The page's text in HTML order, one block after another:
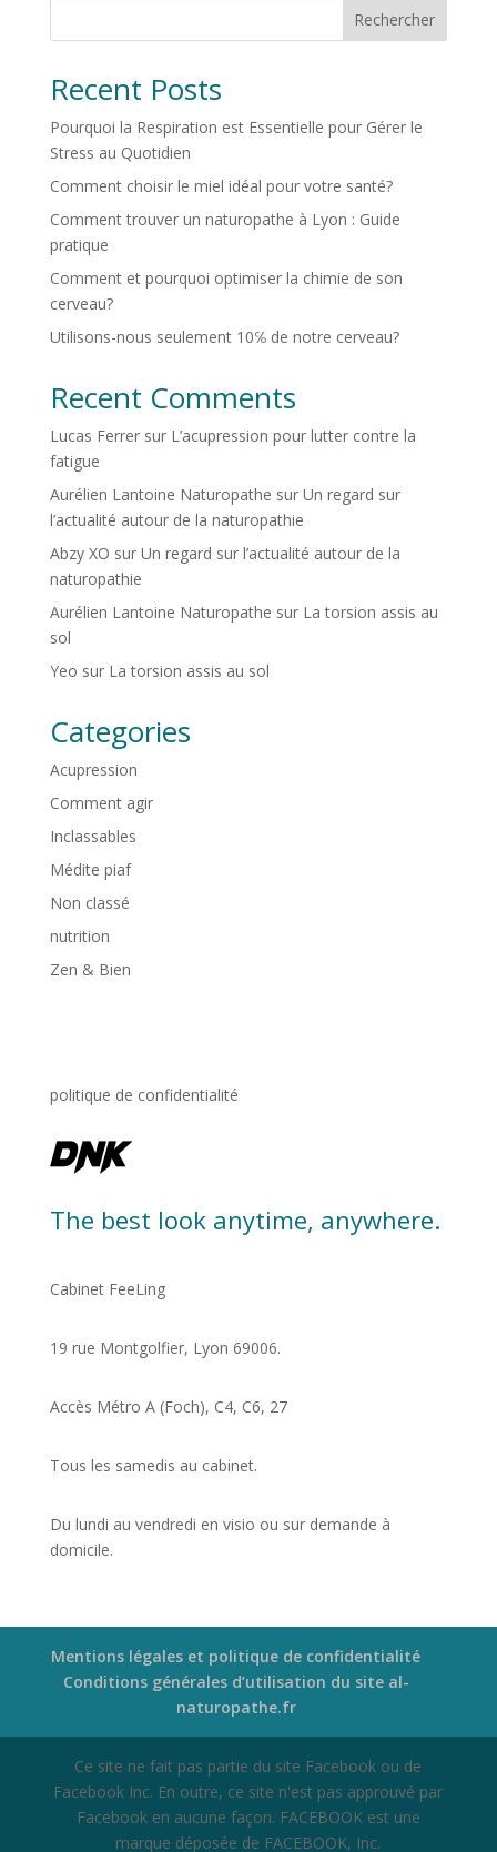
Rechercher
Recent Posts
Pourquoi la Respiration est Essentielle pour Gérer le
Stress au Quotidien
Comment choisir le miel idéal pour votre santé?
Comment trouver un naturopathe à Lyon : Guide
pratique
Comment et pourquoi optimiser la chimie de son
cerveau?
Utilisons-nous seulement 10℅ de notre cerveau?
Recent Comments
Lucas Ferrersur L’acupression pour lutter contre la
fatigue
Aurélien Lantoine Naturopathe sur Un regard sur
l’actualité autour de la naturopathie
Abzy XO sur Un regard sur l’actualité autour de la
naturopathie
Aurélien Lantoine Naturopathe sur La torsion assis au
sol
Yeo sur La torsion assis au sol
Categories
Acupression
Comment agir
Inclassables
Médite piaf
Non classé
nutrition
Zen & Bien
politique de confidentialité
The best look anytime, anywhere.
Cabinet FeeLing
19 rue Montgolfier, Lyon 69006.
Accès Métro A (Foch), C4, C6, 27
Tous les samedis au cabinet.
Du lundi au vendredi en visio ou sur demande à
domicile.
Mentions légales et politique de confidentialité
Conditions générales d’utilisation du site al-
naturopathe.fr
Ce site ne fait pas partie du site Facebook ou de
Facebook Inc. En outre, ce site n'est pas approuvé par
Facebook en aucune façon. FACEBOOK est une
marque déposée de FACEBOOK, Inc.